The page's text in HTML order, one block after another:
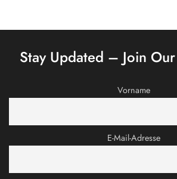
Stay Updated – Join
Vorname
E-Mail-Adresse